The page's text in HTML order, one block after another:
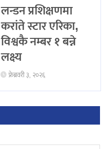
लन्डन प्रशिक्षणमा
करांते स्टार एरिका,
विश्वकै नम्बर १ बन्ने
लक्ष्य
फ्रेब्रवरी ३, २०२६